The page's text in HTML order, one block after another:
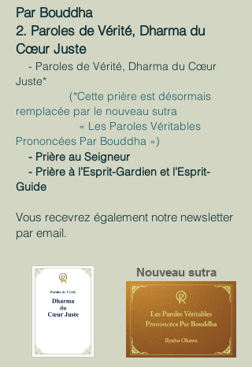
Par Bouddha
2. Paroles de Vérité, Dharma du
Cœur Juste
- Paroles de Vérité, Dharma du Cœur
Juste*
(*Cette prière est désormais
remplacée par le nouveau sutra
« Les Paroles Véritables
Prononcées Par Bouddha »)
- Prière au Seigneur
- Prière à l’Esprit-Gardien et l’Esprit-
Guide
Vous recevrez également notre newsletter
par email.
Nouveau sutra